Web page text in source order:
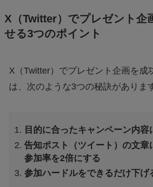
X（Twitter）でプレゼント企
せる3つのポイント
X（Twitter）でプレゼント企画を成
は、次のような3つの秘訣がありま
目的に合ったキャンペーン内容
告知ポスト（ツイート）の文章
参加率を2倍にする
参加ハードルをできるだけ下げ